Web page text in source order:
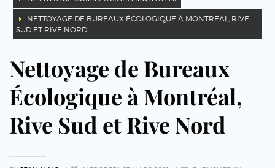
NETTOYAGE DE BUREAUX ÉCOLOGIQUE À MONTRÉAL, RIVE
SUD ET RIVE NORD
Nettoyage de Bureaux
Écologique à Montréal,
Rive Sud et Rive Nord